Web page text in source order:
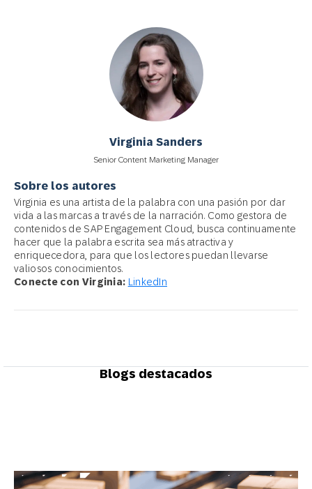
Virginia Sanders
Senior Content Marketing Manager
Sobre los autores
Virginia es una artista de la palabra con una pasión por dar
vida a las marcas a través de la narración. Como gestora de
contenidos de SAP Engagement Cloud, busca continuamente
hacer que la palabra escrita sea más atractiva y
enriquecedora, para que los lectores puedan llevarse
valiosos conocimientos.
Conecte con Virginia: LinkedIn
Blogs destacados